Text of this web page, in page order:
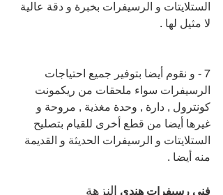
الستلايتات و الرسيفرات بخبرة و دقة عالية
لا مثيل لها .
7 - و نقوم أيضا بتوفير جميع احتياجات
الرسيفرات سواء ملحقات من ريكمونت
كونترول , دارة , وحدة مغذية , مروحة و
غيرها أيضا من قطع أخرى للقيام بتصليح
الستلايتات و الرسيفرات الحديثة و القديمة
منه أيضا .
فني رسيفرات هندي النزهة